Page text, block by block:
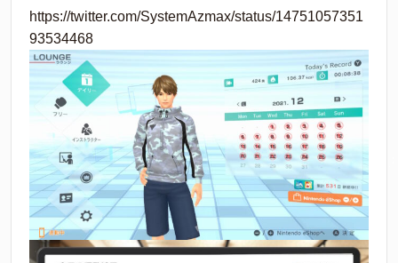
https://twitter.com/SystemAzmax/status/14751057351
93534468